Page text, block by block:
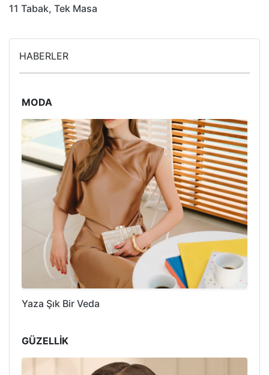
11 Tabak, Tek Masa
HABERLER
MODA
Yaza Şık Bir Veda
GÜZELLİK